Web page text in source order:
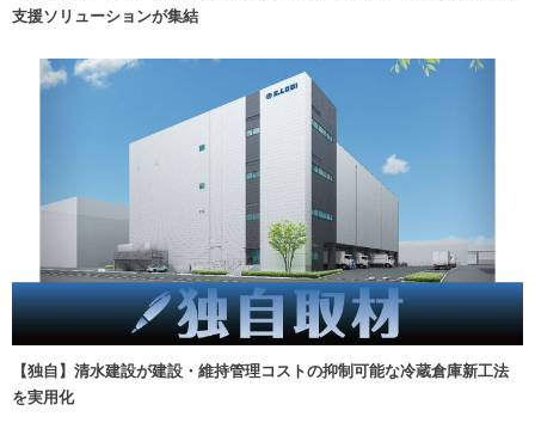
支援ソリューションが集結
【独自】清水建設が建設・維持管理コストの抑制可能な冷蔵倉庫新工法
を実用化